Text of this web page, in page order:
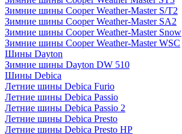
Зимние шины Cooper Weather-Master S/T2
Зимние шины Cooper Weather-Master SA2
Зимние шины Cooper Weather-Master Snow
Зимние шины Cooper Weather-Master WSC
Шины Dayton
Зимние шины Dayton DW 510
Шины Debica
Летние шины Debica Furio
Летние шины Debica Passio
Летние шины Debica Passio 2
Летние шины Debica Presto
Летние шины Debica Presto HP